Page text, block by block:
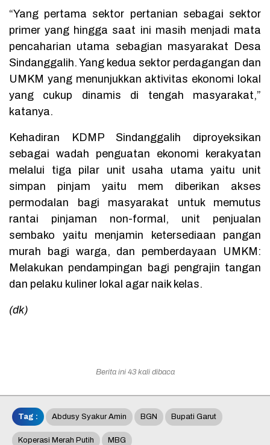
“Yang pertama sektor pertanian sebagai sektor
primer yang hingga saat ini masih menjadi mata
pencaharian utama sebagian masyarakat Desa
Sindanggalih. Yang kedua sektor perdagangan dan
UMKM yang menunjukkan aktivitas ekonomi lokal
yang cukup dinamis di tengah masyarakat,”
katanya.
Kehadiran KDMP Sindanggalih diproyeksikan
sebagai wadah penguatan ekonomi kerakyatan
melalui tiga pilar unit usaha utama yaitu unit
simpan pinjam yaitu mem diberikan akses
permodalan bagi masyarakat untuk memutus
rantai pinjaman non-formal, unit penjualan
sembako yaitu menjamin ketersediaan pangan
murah bagi warga, dan pemberdayaan UMKM:
Melakukan pendampingan bagi pengrajin tangan
dan pelaku kuliner lokal agar naik kelas.
(dk)
Berita ini 43 kali dibaca
Tag : Abdusy Syakur Amin BGN Bupati Garut
Koperasi Merah Putih MBG